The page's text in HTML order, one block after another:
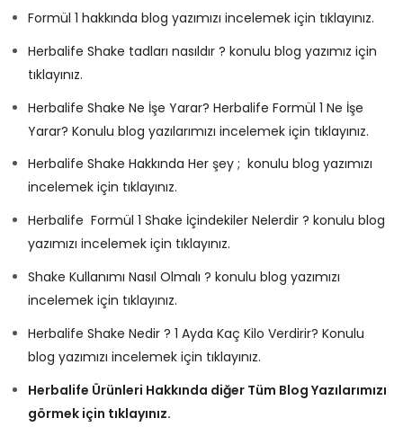
Formül 1 hakkında blog yazımızı incelemek için tıklayınız.
Herbalife Shake tadları nasıldır ? konulu blog yazımız için
tıklayınız.
Herbalife Shake Ne İşe Yarar? Herbalife Formül 1 Ne İşe
Yarar? Konulu blog yazılarımızı incelemek için tıklayınız.
Herbalife Shake Hakkında Her şey ; konulu blog yazımızı
incelemek için tıklayınız.
Herbalife Formül 1 Shake İçindekiler Nelerdir ? konulu blog
yazımızı incelemek için tıklayınız.
Shake Kullanımı Nasıl Olmalı ? konulu blog yazımızı
incelemek için tıklayınız.
Herbalife Shake Nedir ? 1 Ayda Kaç Kilo Verdirir? Konulu
blog yazımızı incelemek için tıklayınız.
Herbalife Ürünleri Hakkında diğer Tüm Blog Yazılarımızı
görmek için tıklayınız.